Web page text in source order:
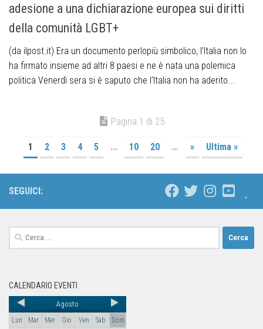
adesione a una dichiarazione europea sui diritti
della comunità LGBT+
(da ilpost.it) Era un documento perlopiù simbolico, l’Italia non lo
ha firmato insieme ad altri 8 paesi e ne è nata una polemica
politica Venerdì sera si è saputo che l’Italia non ha aderito...
Pagina 1 di 25
1 2 3 4 5 ... 10 20 ... » Ultima »
SEGUICI:
CALENDARIO EVENTI
Agosto
Lun Mar Mer Gio Ven Sab
Dom